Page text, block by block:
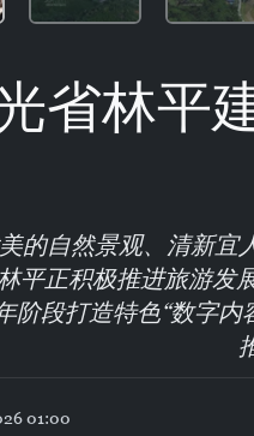
省林平
的自然景观、清新宜
平正积极推进旅游发
阶段打造特色“数字
01:00